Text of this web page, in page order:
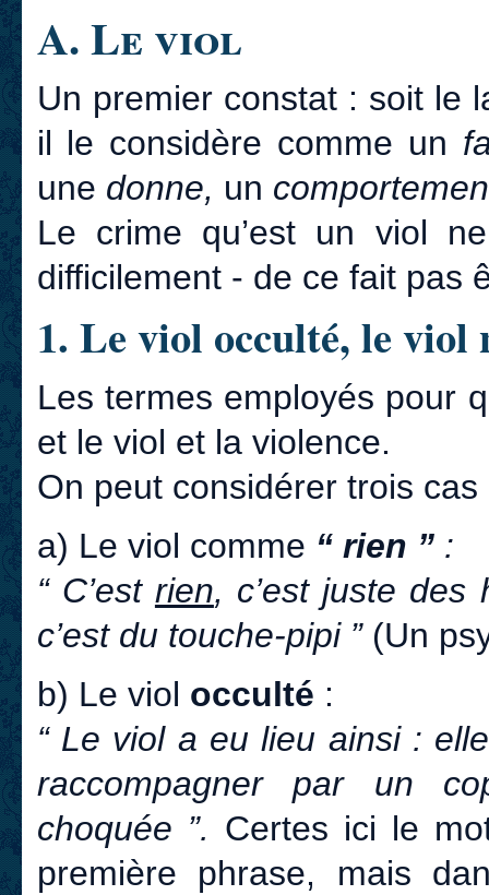
A. Le viol
Un premier constat : soit le
il le considère comme un
une donne, un
Le crime qu’est un viol
difficilement - de ce fait pas
1. Le viol occulté, le
Les termes employés pour
et le viol et la violence.
On peut considérer trois
a) Le viol comme “ rien ” :
“ C’est rien, c’est juste des
c’est du touche-pipi ” (Un
b) Le viol occulté :
“ Le viol a eu lieu ainsi :
raccompagner par un
choquée ”. Certes ici le
première phrase, mais